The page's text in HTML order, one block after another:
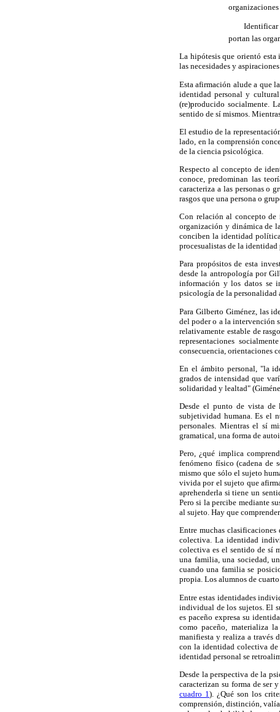
organizaciones
 Identificar
portan las
La hipótesis que orientó
las necesidades y
Esta afirmación alude a que
identidad personal y
(re)producido socialmente.
sentido de sí mismos.
El estudio de la
lado, en la comprensión
de la ciencia psicológica.
Respecto al concepto de
conoce, predominan las
caracteriza a las personas o
rasgos que una persona o
Con relación al concepto de
organización y dinámica de
conciben la identidad
procesualistas de la
Para propósitos de esta
desde la antropología por
información y los datos se
psicología de la personalidad
Para Gilberto Giménez, las
del poder o a la intervención
relativamente estable de
representaciones
consecuencia, orientaciones
En el ámbito personal, "la
grados de intensidad que
solidaridad y lealtad"
Desde el punto de vista de
subjetividad humana. Es el
personales. Mientras el sí
gramatical, una forma de
Pero, ¿qué implica
fenómeno físico (cadena de
mismo que sólo el sujeto
vivida por el sujeto que
aprehenderla si tiene un
Pero si la percibe mediante
al sujeto. Hay que
Entre muchas
colectiva. La identidad
colectiva es el sentido de sí
una familia, una sociedad,
cuando una familia se
propia. Los alumnos de
Entre estas identidades
individual de los sujetos. El
es paceño expresa su
como paceño, materializa
manifiesta y realiza a través
con la identidad colectiva
identidad personal se
Desde la perspectiva de la
caracterizan su forma de ser
cuadro 1 ). ¿Qué son los
comprensión, distinción,